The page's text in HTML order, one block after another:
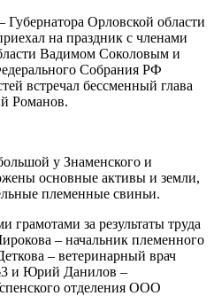
Орловской области
на праздник с членами
Вадимом Соколовым и
Собрания РФ
встречал бессменный глава
Романов.
у Знаменского и
основные активы и земли,
племенные свиньи.
грамотами за результаты труда
– начальник племенного
– ветеринарный врач
и Юрий Данилов –
отделения ООО